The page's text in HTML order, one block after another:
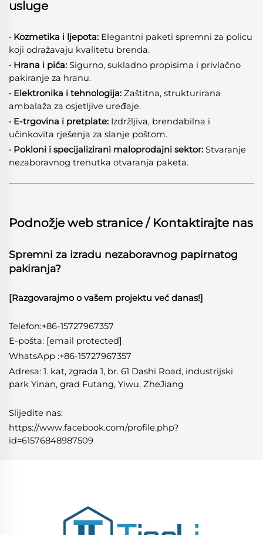
usluge
· Kozmetika i ljepota: Elegantni paketi spremni za policu
koji odražavaju kvalitetu brenda.
· Hrana i pića: Sigurno, sukladno propisima i privlačno
pakiranje za hranu.
· Elektronika i tehnologija: Zaštitna, strukturirana
ambalaža za osjetljive uređaje.
· E-trgovina i pretplate: Izdržljiva, brendabilna i
učinkovita rješenja za slanje poštom.
· Pokloni i specijalizirani maloprodajni sektor: Stvaranje
nezaboravnog trenutka otvaranja paketa.
Podnožje web stranice / Kontaktirajte nas
Spremni za izradu nezaboravnog papirnatog
pakiranja?
[Razgovarajmo o vašem projektu već danas!]
Telefon:+86-15727967357
E-pošta: [email protected]
WhatsApp :+86-15727967357
Adresa: 1. kat, zgrada 1, br. 61 Dashi Road, industrijski
park Yinan, grad Futang, Yiwu, ZheJiang
Slijedite nas:
https://www.facebook.com/profile.php?
id=61576848987509